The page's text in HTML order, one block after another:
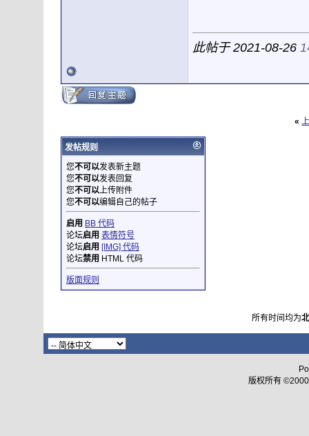
此帖于 2021-08-26
«
发帖规则
您不可以发表新主题
您不可以发表回复
您不可以上传附件
您不可以编辑自己的帖子
启用 BB 代码
论坛启用 表情符号
论坛启用 [IMG] 代码
论坛禁用 HTML 代码
版面规则
所有时间均为
版权所有